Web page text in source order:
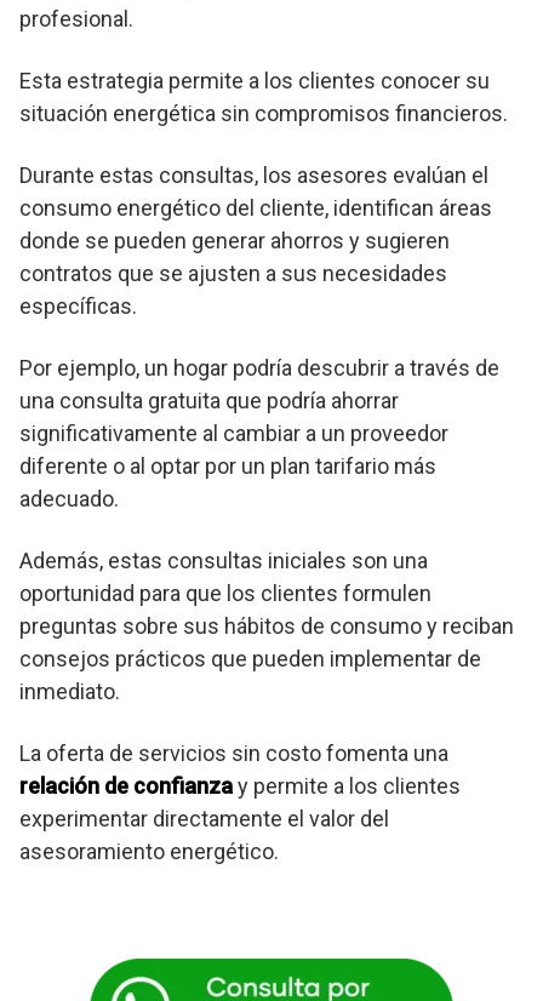
profesional.
Esta estrategia permite a los clientes conocer su
situación energética sin compromisos financieros.
Durante estas consultas, los asesores evalúan el
consumo energético del cliente, identifican áreas
donde se pueden generar ahorros y sugieren
contratos que se ajusten a sus necesidades
específicas.
Por ejemplo, un hogar podría descubrir a través de
una consulta gratuita que podría ahorrar
significativamente al cambiar a un proveedor
diferente o al optar por un plan tarifario más
adecuado.
Además, estas consultas iniciales son una
oportunidad para que los clientes formulen
preguntas sobre sus hábitos de consumo y reciban
consejos prácticos que pueden implementar de
inmediato.
La oferta de servicios sin costo fomenta una
relación de confianzay permite a los clientes
experimentar directamente el valor del
asesoramiento energético.